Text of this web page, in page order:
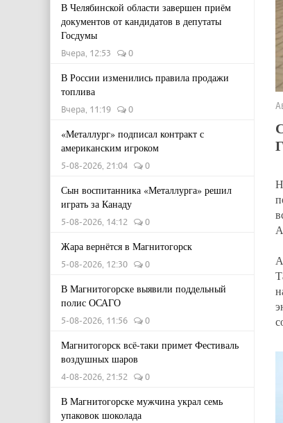
В Челябинской области завершен приём
документов от кандидатов в депутаты
Госдумы
Вчера, 12:53 0
В России изменились правила продажи
топлива
Вчера, 11:19 0
«Металлург» подписал контракт с
американским игроком
5-08-2026, 21:04 0
Сын воспитанника «Металлурга» решил
играть за Канаду
5-08-2026, 14:12 0
Жара вернётся в Магнитогорск
5-08-2026, 12:30 0
В Магнитогорске выявили поддельный
полис ОСАГО
5-08-2026, 11:56 0
Магнитогорск всё-таки примет Фестиваль
воздушных шаров
4-08-2026, 21:52 0
В Магнитогорске мужчина украл семь
упаковок шоколада